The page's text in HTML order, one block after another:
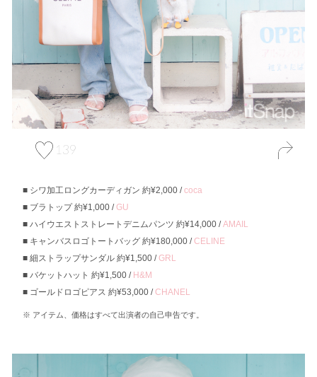
139
シワ加工ロングカーディガン 約¥2,000 /coca
ブラトップ 約¥1,000 /GU
ハイウエストストレートデニムパンツ 約¥14,000 /AMAIL
キャンバスロゴトートバッグ 約¥180,000 /CELINE
細ストラップサンダル 約¥1,500 /GRL
バケットハット 約¥1,500 / H&M
ゴールドロゴピアス 約¥53,000 /CHANEL
アイテム、価格はすべて出演者の自己申告です。